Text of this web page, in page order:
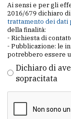
Ai sensi e per gli
2016/679 dichiaro
trattamento dei dati
della finalità:
- Richiesta di
- Pubblicazione: le
potrebbero essere
Dichiaro di
sopracitata